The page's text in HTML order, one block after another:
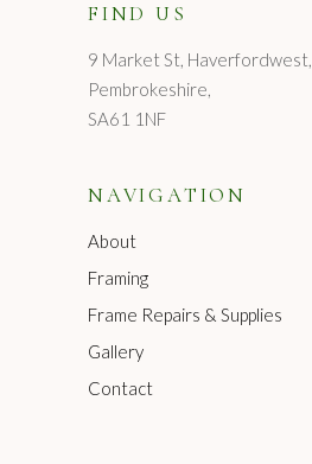
FIND US
9 Market St, Haverfordwest,
Pembrokeshire,
SA61 1NF
NAVIGATION
About
Framing
Frame Repairs & Supplies
Gallery
Contact